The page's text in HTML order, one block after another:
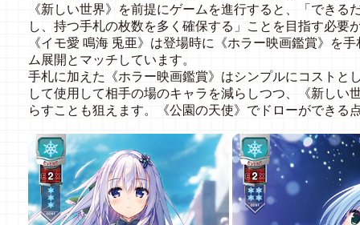
《新しい世界》を前提にゲームを進行すると、「できる
し、持つ手札の枚数を多く確保する」ことを目指す必要
《イモ愛 鳴海 兎亜》は登場時に《ホラー映画鑑賞》を
ム展開とマッチしています。
手札に加えた《ホラー映画鑑賞》はシンプルにコストと
して使用して相手の場のキャラを減らしつつ、《新しい
らすことも狙えます。《公園の天使》でドローができる